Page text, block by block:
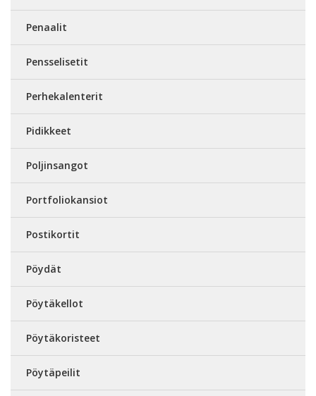
Penaalit
Pensselisetit
Perhekalenterit
Pidikkeet
Poljinsangot
Portfoliokansiot
Postikortit
Pöydät
Pöytäkellot
Pöytäkoristeet
Pöytäpeilit